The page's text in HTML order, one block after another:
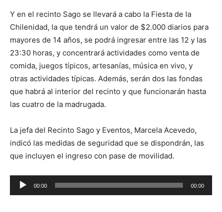
Y en el recinto Sago se llevará a cabo la Fiesta de la
Chilenidad, la que tendrá un valor de $2.000 diarios para
mayores de 14 años, se podrá ingresar entre las 12 y las
23:30 horas, y concentrará actividades como venta de
comida, juegos típicos, artesanías, música en vivo, y
otras actividades típicas. Además, serán dos las fondas
que habrá al interior del recinto y que funcionarán hasta
las cuatro de la madrugada.
La jefa del Recinto Sago y Eventos, Marcela Acevedo,
indicó las medidas de seguridad que se dispondrán, las
que incluyen el ingreso con pase de movilidad.
Reproductor
de
00:00 00:00